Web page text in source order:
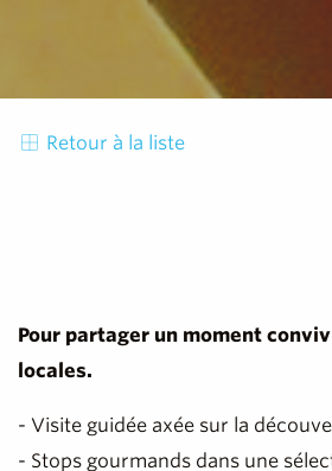
Retour à la liste
Pour partager un moment
locales.
- Visite guidée axée sur la
- Stops gourmands dans une